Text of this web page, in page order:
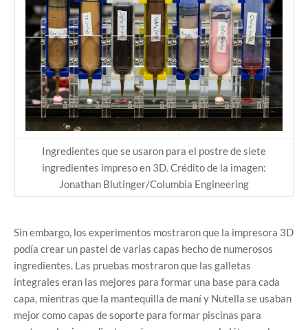
Ingredientes que se usaron para el postre de siete
ingredientes impreso en 3D. Crédito de la imagen:
Jonathan Blutinger/Columbia Engineering
Sin embargo, los experimentos mostraron que la impresora 3D
podía crear un pastel de varias capas hecho de numerosos
ingredientes. Las pruebas mostraron que las galletas
integrales eran las mejores para formar una base para cada
capa, mientras que la mantequilla de maní y Nutella se usaban
mejor como capas de soporte para formar piscinas para